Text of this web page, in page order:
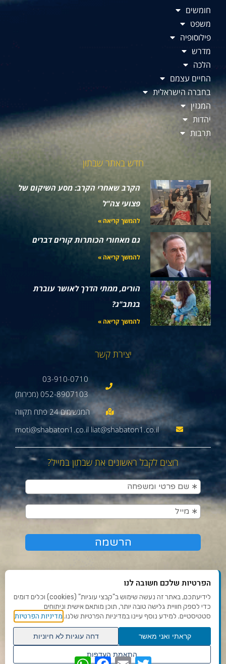
חומשים
משפט
פילוסופיה
מדרש
הלכה
החיים עצמם
בחברה הישראלית
המגזין
יהדות
תרבות
חדש באתר שבתון
הקרב שאחרי הקרב: מסע השיקום של
פצועי צה"ל
להמשך קריאה »
גם מאחורי הכותרות קורים דברים
להמשך קריאה »
הורים, ממתי הדרך לאושר עוברת
בנתב"ג?
להמשך קריאה »
יצירת קשר
03-910-0710
052-8907103 (מכירות)
moti@shabaton1.co.il liat@shabaton1.co.il
רוצים לקבל ראשונים את שבתון במייל?
תנאי שימוש ומדיניות פרטיות
פנו אלינו
הצהרת נגישות
WhatsAppFacebookEmailTwitter
הפרטיות שלכם חשובה לנו
לידיעתכם, באתר זה נעשה שימוש ב"קבצי עוגיות" (cookies) וכלים דומים
כדי לספק חוויית גלישה טובה יותר, תוכן מותאם אישית וניתוחים
סטטיסטיים. למידע נוסף עיינו במדיניות הפרטיות שלנו. מדיניות הפרטיות
קראתי ואני מאשר
דחה עוגיות לא חיוניות
התאמת העדפות
שנו העדפות פרטיות